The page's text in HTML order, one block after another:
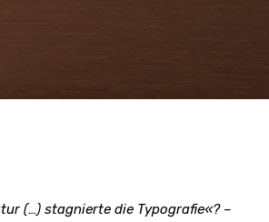
(…) stagnierte die Typografie«? –